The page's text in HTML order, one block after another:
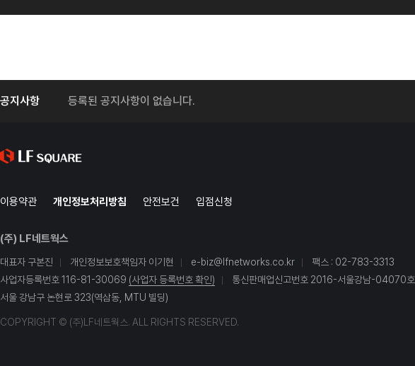
공지사항 등록된 공지사항이 없습니다.
이용약관 개인정보처리방침 안전보건 입점신청
(주) LF네트웍스
대표자 구본진 개인정보보호책임자 이기현 e-biz@lfnetworks.co.kr
팩스 : 02-783-3313
사업자등록번호 116-81-30069 (사업자 등록번호 확인)
통신판매업신고번호 2016-서울강남-04070호
서울 강남구 논현로 323(역삼동, MTU 빌딩)
COPYRIGHT © (주)LF네트웍스. ALL RIGHTS RESERVED.